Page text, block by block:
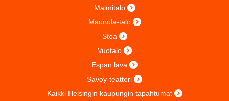
Malmitalo
Maunula-talo
Stoa
Vuotalo
Espan lava
Savoy-teatteri
Kaikki Helsingin kaupungin tapahtumat